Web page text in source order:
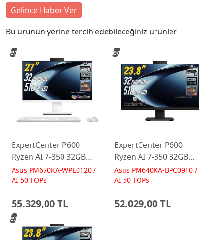
Gelince Haber Ver
Bu ürünün yerine tercih edebileceğiniz ürünler
ExpertCenter P600
Ryzen AI 7-350 32GB
512GB 27 FreeDos Beyaz
AI-Powered AIO
Asus PM670KA-WPE0120 /
AI 50 TOPs
55.329,00 TL
Yeni
ExpertCenter P600
Ryzen AI 7-350 32GB
512GB 23.8 FreeDos
Siyah AI-Powered AIO
Asus PM640KA-BPC0910 /
AI 50 TOPs
52.029,00 TL
Yeni
Yeni